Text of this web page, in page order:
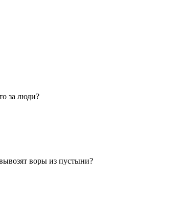
за люди?
воры из пустыни?